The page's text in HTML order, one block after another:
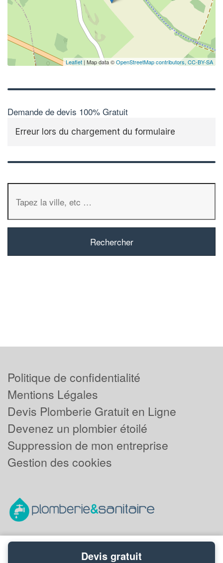
Leaflet | Map data ©OpenStreetMap contributors, CC-BY-SA
Demande de devis 100% Gratuit
Erreur lors du chargement du formulaire
Politique de confidentialité
Mentions Légales
Devis Plomberie Gratuit en Ligne
Devenez un plombier étoilé
Suppression de mon entreprise
Gestion des cookies
Devis gratuit